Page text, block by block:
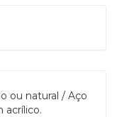
ou natural / Aço
acrílico.